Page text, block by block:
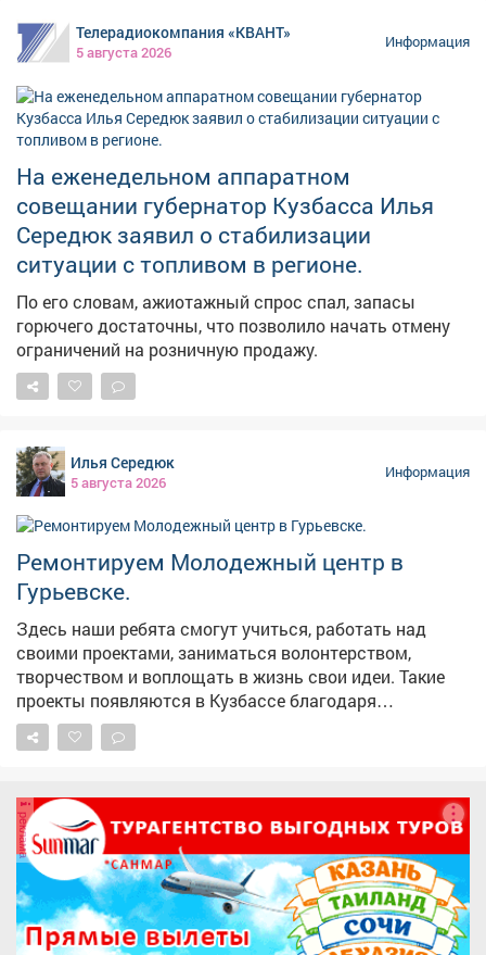
Телерадиокомпания «КВАНТ»
5 августа 2026
Информация
На еженедельном аппаратном
совещании губернатор Кузбасса Илья
Середюк заявил о стабилизации
ситуации с топливом в регионе.
По его словам, ажиотажный спрос спал, запасы
горючего достаточны, что позволило начать отмену
ограничений на розничную продажу.
Илья Середюк
5 августа 2026
Информация
Ремонтируем Молодежный центр в
Гурьевске.
Здесь наши ребята смогут учиться, работать над
своими проектами, заниматься волонтерством,
творчеством и воплощать в жизнь свои идеи. Такие
проекты появляются в Кузбассе благодаря
федеральной поддержке - в том числе национальному
проекту «Молодежь и дети». Мы работаем над тем,
максимальные результаты в виде молодежных
центров, социальных учреждений, культурных и
образовательных площадок. Каждая новая точка
притяжения для наших молодых земляков - это
инвестиция в будущее. У ребят появляется больше
возможностей для самореализации, они могут
активнее включаться в жизнь своих городов и
реклама